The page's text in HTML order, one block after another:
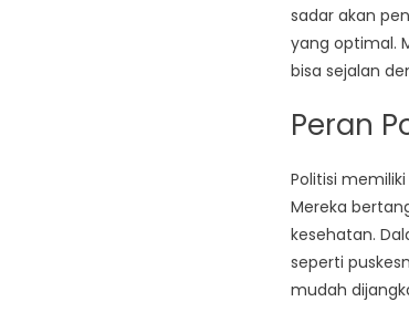
sadar akan
yang optimal.
bisa sejalan
Peran
Politisi
Mereka
kesehatan.
seperti
mudah